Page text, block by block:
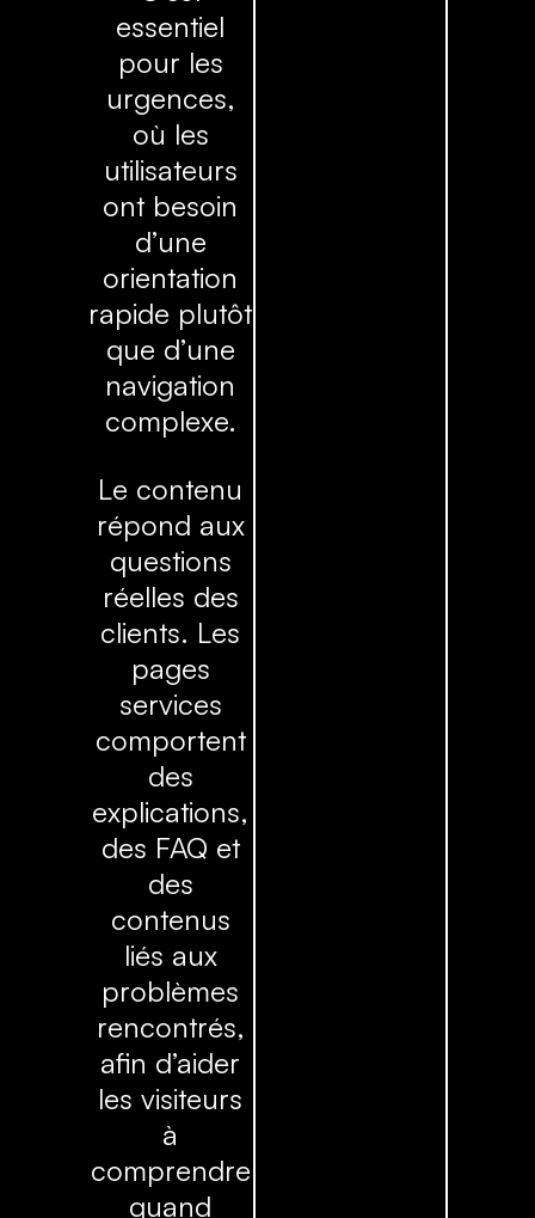
essentiel
pour les
urgences,
où les
utilisateurs
ont besoin
d’une
orientation
rapide plutôt
que d’une
navigation
complexe.
Le contenu
répond aux
questions
réelles des
clients. Les
pages
services
comportent
des
explications,
des FAQ et
des
contenus
liés aux
problèmes
rencontrés,
afin d’aider
les visiteurs
à
comprendre
quand